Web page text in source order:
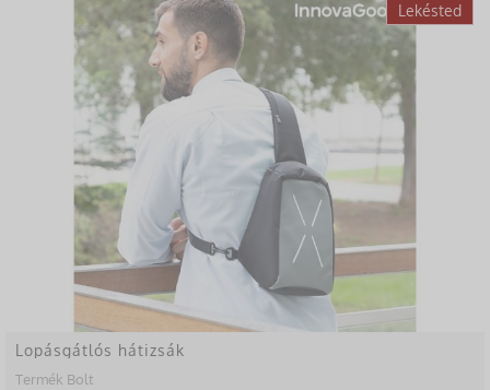
Lekésted
Lopásgátlós hátizsák
Termék Bolt